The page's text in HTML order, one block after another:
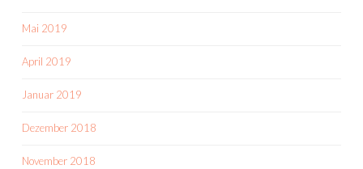
Mai 2019
April 2019
Januar 2019
Dezember 2018
November 2018